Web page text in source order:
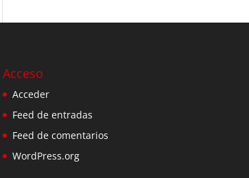
Acceso
Acceder
Feed de entradas
Feed de comentarios
WordPress.org